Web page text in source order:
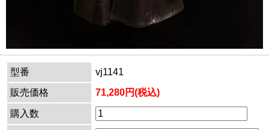
型番
vj1141
販売価格
71,280円(税込)
購入数